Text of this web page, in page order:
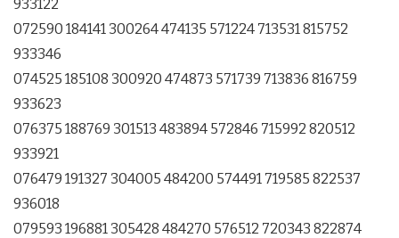
933122
072590 184141 300264 474135 571224 713531 815752
933346
074525 185108 300920 474873 571739 713836 816759
933623
076375 188769 301513 483894 572846 715992 820512
933921
076479 191327 304005 484200 574491 719585 822537
936018
079593 196881 305428 484270 576512 720343 822874